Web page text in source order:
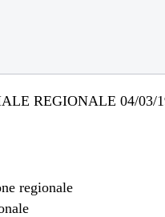
REGIONALE 04/03/
regionale